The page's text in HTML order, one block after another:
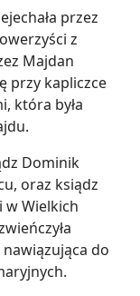
przez
z
Majdan
przy kapliczce
która była
Dominik
oraz ksiądz
w Wielkich
do